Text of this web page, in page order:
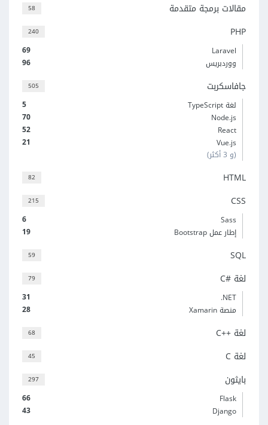
58 مقالات برمجة متقدمة
240 PHP
69
Laravel
96
ووردبريس
505 جافاسكربت
5
لغة TypeScript
70
Node.js
52
React
21
Vue.js
(و 3 أكثر)
82 HTML
215 CSS
6
Sass
19
إطار عمل Bootstrap
59 SQL
79 لغة C#‎
31
‎.NET
28
منصة Xamarin
68 لغة C++‎
45 لغة C
297 بايثون
66
Flask
43
Django